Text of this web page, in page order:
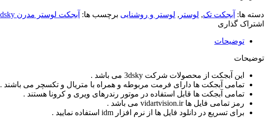
دسته ها: آبجکت تک, لوستر , لوستر و روشنایی برچسب ها: آبجکت لوستر مدرن 3dsky
اشتراک گذاری
توضیحات
توضیحات
این آبجکت از محصولات شرکت 3dsky می باشد .
تمامی آبجکت ها دارای فرمت مربوطه و همراه با متریال و تکسچر می باشند .
تمامی آبجکت ها قابل استفاده در موتور رندرهای ویری و کرونا هستند .
رمز تمامی فایل ها vidartvision.ir می باشد .
برای تسریع در دانلود فایل ها از نرم افزار idm استفاده نمایید .